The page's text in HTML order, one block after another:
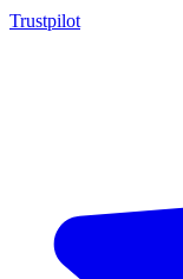
Trustpilot